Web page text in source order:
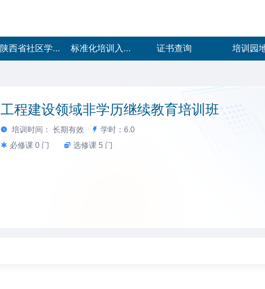
陕西省社区学... 标准化培训入... 证书查询 培训园
工程建设领域非学历继续教育培训班
培训时间： 长期有效
学时：6.0
必修课 0 门
选修课 5 门